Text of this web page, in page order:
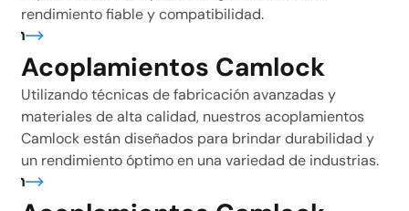
rendimiento fiable y compatibilidad.
Acoplamientos Camlock
Utilizando técnicas de fabricación avanzadas y
materiales de alta calidad, nuestros acoplamientos
Camlock están diseñados para brindar durabilidad y
un rendimiento óptimo en una variedad de industrias.